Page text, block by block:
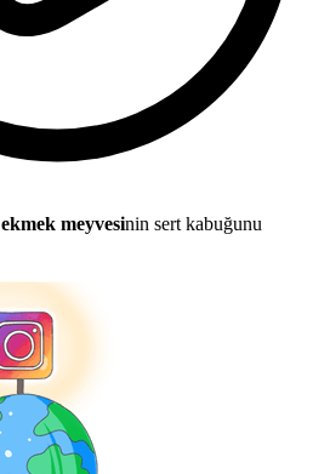
ekmek meyvesinin sert kabuğunu